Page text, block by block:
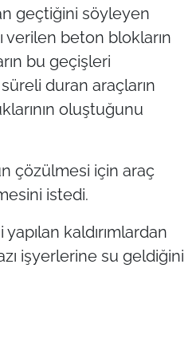
geçtiğini söyleyen
verilen beton blokların
bu geçişleri
duran araçların
oluştuğunu
çözülmesi için araç
istedi.
kaldırımlardan
işyerlerine su geldiğini